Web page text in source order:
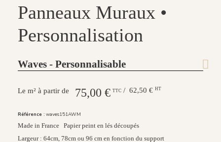
Panneaux Muraux •
Personnalisation
Waves - Personnalisable
75,00 € TTC / 62,50 € HT
Référence : waves151AWM
Made in France Papier peint en lés découpés
Largeur : 64cm, 78cm ou 96 cm en fonction du support